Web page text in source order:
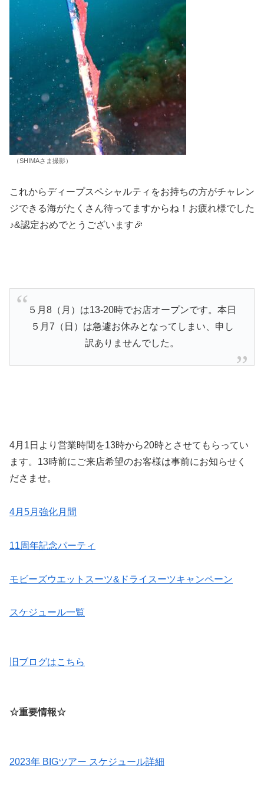
（SHIMAさま撮影）
これからディープスペシャルティをお持ちの方がチャレン
ジできる海がたくさん待ってますからね！お疲れ様でした
♪&認定おめでとうございます🎉
５月8（月）は13-20時でお店オープンです。本日
５月7（日）は急遽お休みとなってしまい、申し
訳ありませんでした。
4月1日より営業時間を13時から20時とさせてもらってい
ます。13時前にご来店希望のお客様は事前にお知らせく
ださませ。
4月5月強化月間
11周年記念パーティ
モビーズウエットスーツ&ドライスーツキャンペーン
スケジュール一覧
旧ブログはこちら
☆重要情報☆
2023年 BIGツアー スケジュール詳細